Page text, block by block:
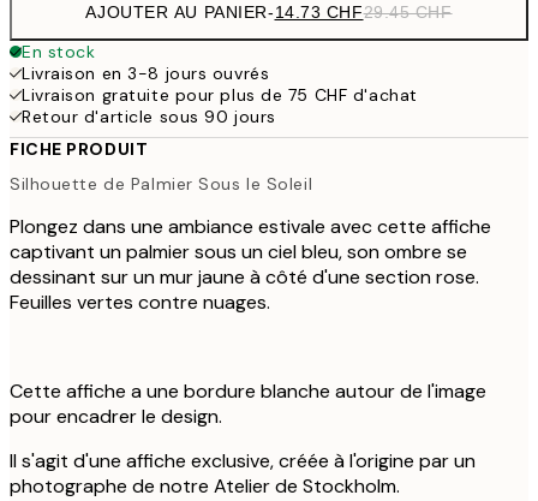
AJOUTER AU PANIER-14.73 CHF29.45 CHF
En stock
Livraison en 3-8 jours ouvrés
Livraison gratuite pour plus de 75 CHF d'achat
Retour d'article sous 90 jours
FICHE PRODUIT
Silhouette de Palmier Sous le Soleil
Plongez dans une ambiance estivale avec cette affiche
captivant un palmier sous un ciel bleu, son ombre se
dessinant sur un mur jaune à côté d'une section rose.
Feuilles vertes contre nuages.
Cette affiche a une bordure blanche autour de l'image
pour encadrer le design.
Il s'agit d'une affiche exclusive, créée à l'origine par un
photographe de notre Atelier de Stockholm.